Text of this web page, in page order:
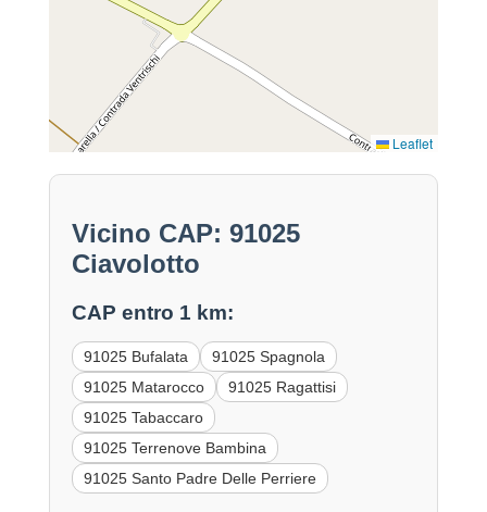
Leaflet
Vicino CAP: 91025
Ciavolotto
CAP entro 1 km:
91025 Bufalata
91025 Spagnola
91025 Matarocco
91025 Ragattisi
91025 Tabaccaro
91025 Terrenove Bambina
91025 Santo Padre Delle Perriere